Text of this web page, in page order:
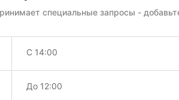
специальные запросы -
С 14:00
До 12:00